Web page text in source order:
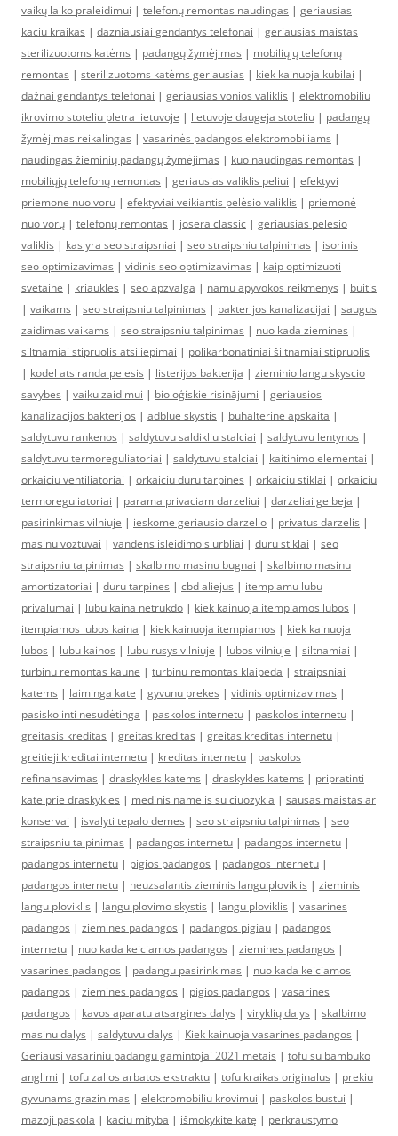
vaikų laiko praleidimui | telefonų remontas naudingas | geriausias
kaciu kraikas | dazniausiai gendantys telefonai | geriausias maistas
sterilizuotoms katėms | padangų žymėjimas | mobiliųjų telefonų
remontas | sterilizuotoms katėms geriausias | kiek kainuoja kubilai |
dažnai gendantys telefonai | geriausias vonios valiklis | elektromobiliu
ikrovimo stoteliu pletra lietuvoje | lietuvoje daugeja stoteliu | padangų
žymėjimas reikalingas | vasarinės padangos elektromobiliams |
naudingas žieminių padangų žymėjimas | kuo naudingas remontas |
mobiliųjų telefonų remontas | geriausias valiklis peliui | efektyvi
priemone nuo voru | efektyviai veikiantis pelėsio valiklis | priemonė
nuo vorų | telefonų remontas | josera classic | geriausias pelesio
valiklis | kas yra seo straipsniai | seo straipsniu talpinimas | isorinis
seo optimizavimas | vidinis seo optimizavimas | kaip optimizuoti
svetaine | kriaukles | seo apzvalga | namu apyvokos reikmenys | buitis
| vaikams | seo straipsniu talpinimas | bakterijos kanalizacijai | saugus
zaidimas vaikams | seo straipsniu talpinimas | nuo kada ziemines |
siltnamiai stipruolis atsiliepimai | polikarbonatiniai šiltnamiai stipruolis
| kodel atsiranda pelesis | listerijos bakterija | zieminio langu skyscio
savybes | vaiku zaidimui | bioloģiskie risinājumi | geriausios
kanalizacijos bakterijos | adblue skystis | buhalterine apskaita |
saldytuvu rankenos | saldytuvu saldikliu stalciai | saldytuvu lentynos |
saldytuvu termoreguliatoriai | saldytuvu stalciai | kaitinimo elementai |
orkaiciu ventiliatoriai | orkaiciu duru tarpines | orkaiciu stiklai | orkaiciu
termoreguliatoriai | parama privaciam darzeliui | darzeliai gelbeja |
pasirinkimas vilniuje | ieskome geriausio darzelio | privatus darzelis |
masinu voztuvai | vandens isleidimo siurbliai | duru stiklai | seo
straipsniu talpinimas | skalbimo masinu bugnai | skalbimo masinu
amortizatoriai | duru tarpines | cbd aliejus | itempiamu lubu
privalumai | lubu kaina netrukdo | kiek kainuoja itempiamos lubos |
itempiamos lubos kaina | kiek kainuoja itempiamos | kiek kainuoja
lubos | lubu kainos | lubu rusys vilniuje | lubos vilniuje | siltnamiai |
turbinu remontas kaune | turbinu remontas klaipeda | straipsniai
katems | laiminga kate | gyvunu prekes | vidinis optimizavimas |
pasiskolinti nesudėtinga | paskolos internetu | paskolos internetu |
greitasis kreditas | greitas kreditas | greitas kreditas internetu |
greitieji kreditai internetu | kreditas internetu | paskolos
refinansavimas | draskykles katems | draskykles katems | pripratinti
kate prie draskykles | medinis namelis su ciuozykla | sausas maistas ar
konservai | isvalyti tepalo demes | seo straipsniu talpinimas | seo
straipsniu talpinimas | padangos internetu | padangos internetu |
padangos internetu | pigios padangos | padangos internetu |
padangos internetu | neuzsalantis zieminis langu ploviklis | zieminis
langu ploviklis | langu plovimo skystis | langu ploviklis | vasarines
padangos | ziemines padangos | padangos pigiau | padangos
internetu | nuo kada keiciamos padangos | ziemines padangos |
vasarines padangos | padangu pasirinkimas | nuo kada keiciamos
padangos | ziemines padangos | pigios padangos | vasarines
padangos | kavos aparatu atsargines dalys | viryklių dalys | skalbimo
masinu dalys | saldytuvu dalys | Kiek kainuoja vasarines padangos |
Geriausi vasariniu padangu gamintojai 2021 metais | tofu su bambuko
anglimi | tofu zalios arbatos ekstraktu | tofu kraikas originalus | prekiu
gyvunams grazinimas | elektromobiliu krovimui | paskolos bustui |
mazoji paskola | kaciu mityba | išmokykite katę | perkraustymo